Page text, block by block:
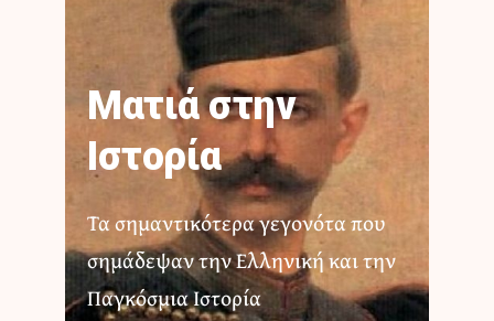
Ματιά στην
Ιστορία
Τα σημαντικότερα γεγονότα που
σημάδεψαν την Ελληνική και την
Παγκόσμια Ιστορία